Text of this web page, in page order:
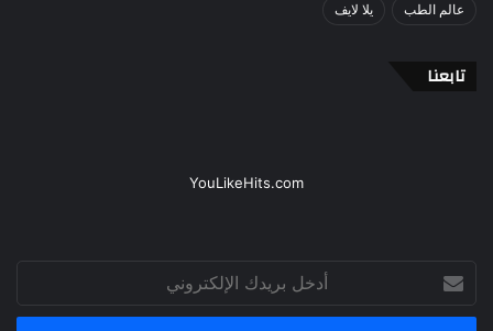
عالم الطب يلا لايف
تابعنا
YouLikeHits.com
بريدك
الإلكتروني